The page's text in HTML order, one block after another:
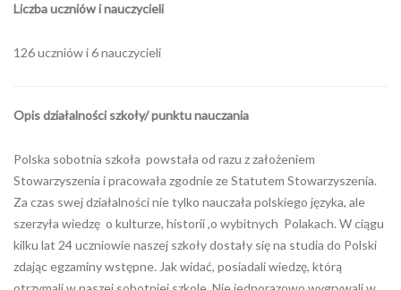
Liczba uczniów i nauczycieli
126 uczniów i 6 nauczycieli
Opis działalności szkoły/ punktu nauczania
Polska sobotnia szkoła powstała od razu z założeniem
Stowarzyszenia i pracowała zgodnie ze Statutem Stowarzyszenia.
Za czas swej działalności nie tylko nauczała polskiego języka, ale
szerzyła wiedzę o kulturze, historii ,o wybitnych Polakach. W ciągu
kilku lat 24 uczniowie naszej szkoły dostały się na studia do Polski
zdając egzaminy wstępne. Jak widać, posiadali wiedzę, którą